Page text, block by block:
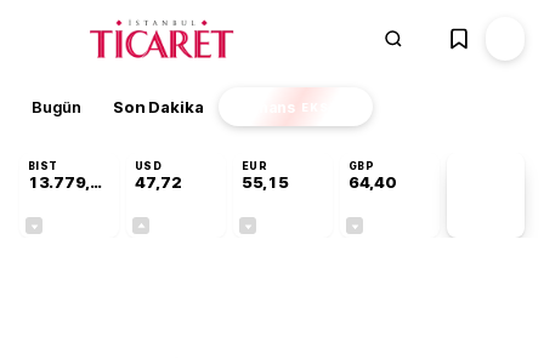
Bugün Son Dakika Finans EKSTRA
BIST
13.779,39
USD
47,72
EUR
55,15
GBP
64,40